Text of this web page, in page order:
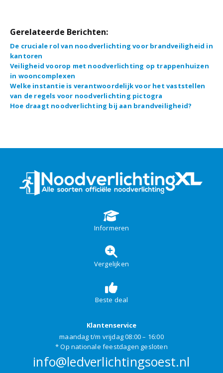
Gerelateerde Berichten:
De cruciale rol van noodverlichting voor brandveiligheid in
kantoren
Veiligheid voorop met noodverlichting op trappenhuizen
in wooncomplexen
Welke instantie is verantwoordelijk voor het vaststellen
van de regels voor noodverlichting pictogra
Hoe draagt noodverlichting bij aan brandveiligheid?
Informeren
Vergelijken
Beste deal
Klantenservice
maandag t/m vrijdag 08:00 – 16:00
* Op nationale feestdagen gesloten
info@ledverlichtingsoest.nl